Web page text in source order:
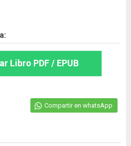
Libro PDF / EPUB
Compartir en whatsApp